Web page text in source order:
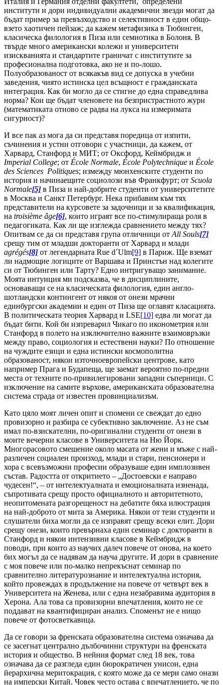
институти и дори индивидуални академични звезди могат да
бъдат пример за превъзходство и селективност в един общо-
взето хаотичен пейзаж; да кажем метафизика в Тюбинген,
класическа филология в Пиза или семиотика в Болоня. В
твърде много американски колежи и университети
изискванията и стандартите граничат с институтите за
професионална подготовка, ако не и по-лошо.
Полуобразованост от всякакъв вид се допуска в учебни
заведения, чиято истинска цел всъщност е гражданската
интеграция. Как би могло да се стигне до една справедлива
норма? Кои ще бъдат членовете на безпристрастното жури
(математиката отново се радва на лукса на измеримата
сигурност)?
И все пак аз мога да си представя поредица от изпити,
съчинения и устни отговори с участници, да кажем, от
Харвард, Станфорд и МИТ; от Оксфорд, Кеймбридж и
Imperial College; от École Normale, École Polytechnique и École
des Sciences Politiques; измежду мюнхенските студенти по
история и начинаещите социолози във Франкфурт; от Scuola
Normale[5] в Пиза и най-добрите студенти от университетите
в Москва и Санкт Петербург. Нека прибавим към тях
представители на курсовете за задочници и за квалификация,
на troisième âge[6], които играят все по-стимулираща роля в
педагогиката. Как ли ще изглежда сравнението между тях?
Опитвам се да си представя група отличници от All Souls[7]
срещу тим от младши докторанти от Харвард и млади
agrégés[8] от легендарната Rue d´Ulm[9] в Париж. Ще вземат
ли надмощие логиците от Варшава и Принстън над колегите
си от Тюбинген или Тарту? Едно интригуващо занимание.
Моята интуиция ми подсказва, че в дисциплините,
основаващи се на класическата филология, един англо-
шотландски контингент от някоя от онези мрачни
единбургски академии и един от Пиза ще оглавят класацията.
В политическата теория Харвард и LSE[10] едва ли могат да
бъдат бити. Кой би изпреварил Чикаго по иконометрия или
Станфорд в полето на изключително важните взаимовръзки
между право, социология и естествени науки? По отношение
на чуждите езици и една истински космополитна
образованост, някои източноевропейски центрове, като
например Прага и Будапеща, ще заемат вероятно по-предни
места от техните по-привилегировани западни съперници. С
изключение на самите върхове, американската образователна
система страда от известен провинциализъм.
Като цяло моят личен опит и спомени се свеждат до едно
провизорно и разбира се субективно заключение. Аз не съм
имал по-взискателни, по-оригинални студенти от онези в
моите вечерни класове в Университета на Ню Йорк.
Многорасовото смешение около масата от жени и мъже с най-
различен социален произход, млади и стари, пенсионери и
хора с всевъзможни професии образуваше един имплозивен
състав. Радостта от откритието – „Достоевски е направо
чудесен!“, – от интелектуалната и емоционалната изненада,
съпротивата срещу просто официалното и авторитетното,
неопитомената разгорещеност на дебатите бяха илюстрация
на най-доброто от мита за Америка. Някои от тези студенти и
слушатели биха могли да се изправят срещу всеки елит. Дори
срещу онези, които превърнаха един семинар с докторанти в
Станфорд и някои интензивни класове в Кеймбридж в
поводи, при които аз научих далеч повече от онова, на което
бих могъл да се надявам да науча другите. И дори в сравнение
с моя повече или по-малко непрекъснат семинар по
сравнително литературознание и интелектуална история,
който провеждах в продължение на повече от четвърт век в
Университета на Женева, или с една незабравима аудитория в
Херона. Ала това са провизорни впечатления, които не се
поддават на квантифициран анализ. Споменът не е нищо
повече от фотосветкавица.
Да се говори за френската образователна система означава да
се засегнат централно дълбочинни структури на френската
история и общество. В нейния формат след 18 век, това
означава да се разгледа един бюрократичен унисон, една
йерархична меритокрация, с която може да се мери само онази
на имперски Китай. Човек често остава с впечатлението, че по